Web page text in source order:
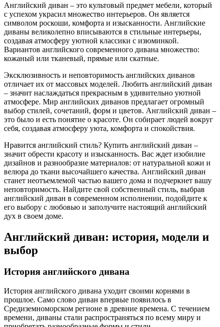
Английский диван – это культовый предмет мебели, который
с успехом украсил множество интерьеров. Он является
символом роскоши, комфорта и изысканности. Английские
диваны великолепно вписываются в стильные интерьеры,
создавая атмосферу уютной классики с изюминкой.
Вариантов английского современного дивана множество:
кожаный или тканевый, прямые или скатные.
Эксклюзивность и неповторимость английских диванов
отличает их от массовых моделей. Любить английский диван
– значит наслаждаться прекрасным в удивительно уютной
атмосфере. Мир английских диванов предлагает огромный
выбор стилей, сочетаний, форм и цветов. Английский диван –
это было и есть понятие о красоте. Он собирает людей вокруг
себя, создавая атмосферу уюта, комфорта и спокойствия.
Нравится английский стиль? Купить английский диван –
значит обрести красоту и изысканность. Вас ждет изобилие
дизайнов и разнообразие материалов: от натуральной кожи и
велюра до ткани высочайшего качества. Английский диван
станет неотъемлемой частью вашего дома и подчеркнет вашу
неповторимость. Найдите свой собственный стиль, выбрав
английский диван в современном исполнении, подойдите к
его выбору с любовью и заполучите настоящий английский
дух в своем доме.
Английский диван: история, модели и
выбор
История английского дивана
История английского дивана уходит своими корнями в
прошлое. Само слово диван впервые появилось в
Средиземноморском регионе в древние времена. С течением
времени, диваны стали распространяться по всему миру и